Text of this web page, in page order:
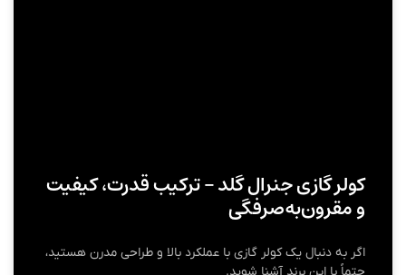
کولر گازی جنرال گلد – ترکیب قدرت، کیفیت
و مقرون‌به‌صرفگی
اگر به دنبال یک کولر گازی با عملکرد بالا و طراحی مدرن هستید،